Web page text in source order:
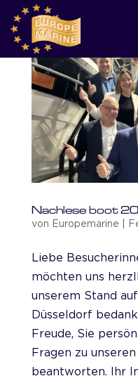
Nachlese boot
von Europemarine
Liebe
möchten uns
unserem Stand
Düsseldorf
Freude, Sie
Fragen zu
beantworten. Ihr